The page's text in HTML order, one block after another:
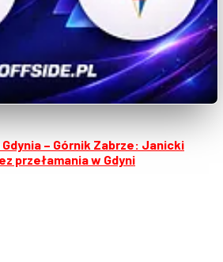
– Górnik Zabrze: Janicki
przełamania w Gdyni